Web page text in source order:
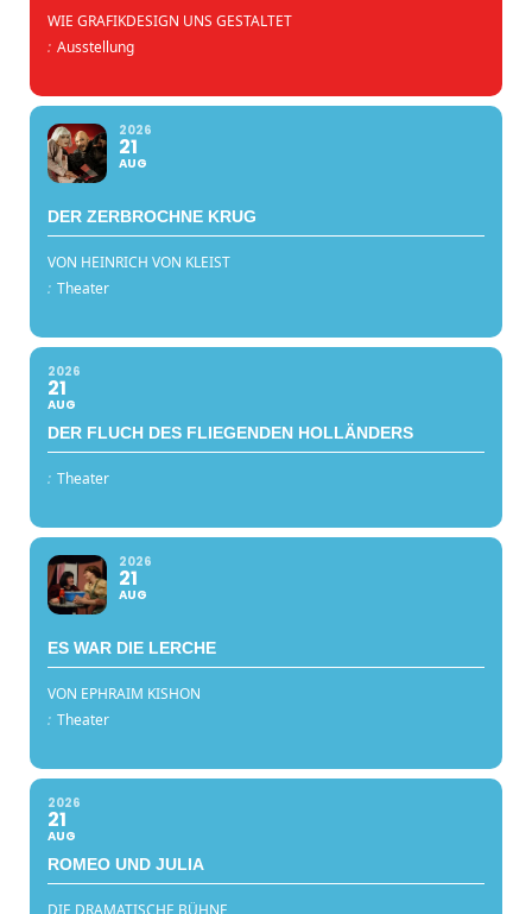
WIE GRAFIKDESIGN UNS GESTALTET
: Ausstellung
2026
21
AUG
DER ZERBROCHNE KRUG
VON HEINRICH VON KLEIST
: Theater
2026
21
AUG
DER FLUCH DES FLIEGENDEN HOLLÄNDERS
: Theater
2026
21
AUG
ES WAR DIE LERCHE
VON EPHRAIM KISHON
: Theater
2026
21
AUG
ROMEO UND JULIA
DIE DRAMATISCHE BÜHNE